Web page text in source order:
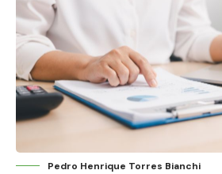
Pedro Henrique Torres Bianchi